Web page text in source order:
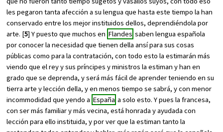
les pegaron tanta afección a su lengua que hasta este tiempo la han
conservado entre los mejor instituidos dellos, deprendiéndola por
arte. [5] Y puesto que muchos en Flandes saben lengua española
por conocer la necesidad que tienen della ansí para sus cosas
públicas como para la contratación, con todo esto la estimarán más
viendo que el rey y sus príncipes y ministros la estiman y han en
grado que se deprenda, y será más fácil de aprender teniendo en su
tierra arte y lección della, y en menos tiempo se sabrá, y con menor
incommodidad que yendo a España a solo esto. Y pues la francesa,
con ser más familiar y más vecina, está honrada y ayudada con
lección para ello instituida, y por ver que la estiman tanto la